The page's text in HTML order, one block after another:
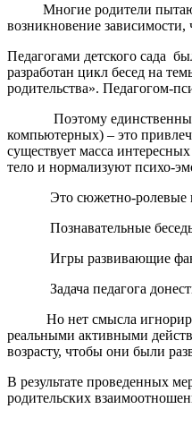
Многие родители
возникновение
Педагогами детского сада
разработан цикл бесед на
родительства». Педагогом-
Поэтому единственным на
компьютерных) – это
существует масса
тело и нормализуют психо-
Это сюжетно-ролевые
Познавательные
Игры развивающие
Задача педагога донести
Но нет смысла
реальными активными
возрасту, чтобы они были
В результате проведенных
родительских